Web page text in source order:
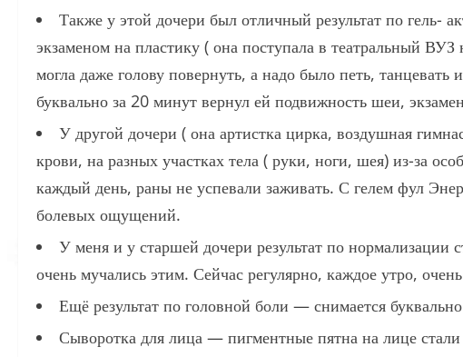
Также у этой дочери был отличный результат по гель-
экзаменом на пластику ( она поступала в театральный
могла даже голову повернуть, а надо было петь,
буквально за 20 минут вернул ей подвижность шеи,
У другой дочери ( она артистка цирка, воздушная
крови, на разных участках тела ( руки, ноги, шея) из-за
каждый день, раны не успевали заживать. С гелем фул
болевых ощущений.
У меня и у старшей дочери результат по
очень мучались этим. Сейчас регулярно, каждое утро,
Ещё результат по головной боли — снимается
Сыворотка для лица — пигментные пятна на лице стали